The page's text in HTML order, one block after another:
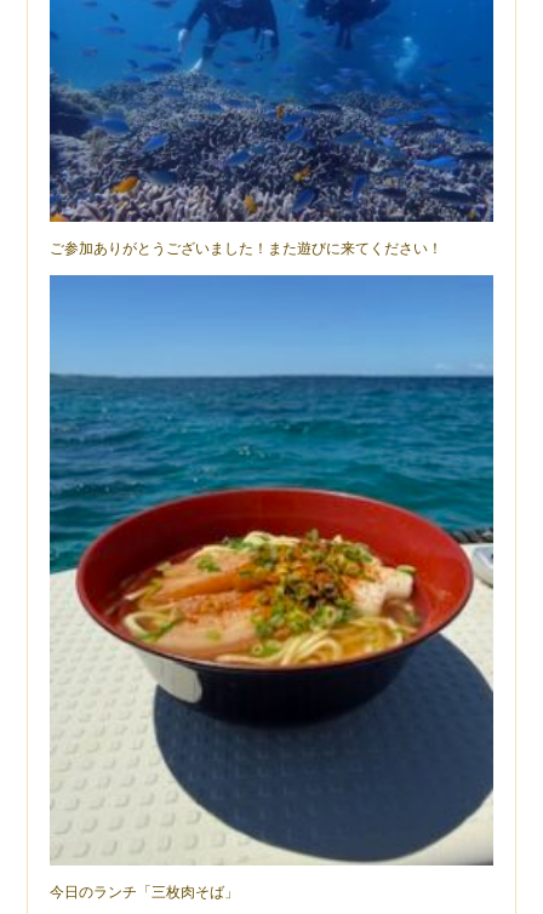
ご参加ありがとうございました！また遊びに来てください！
今日のランチ「三枚肉そば」